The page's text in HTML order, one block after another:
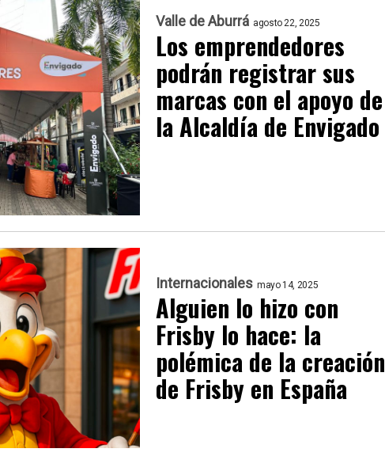
Valle de Aburrá agosto 22, 2025
Los emprendedores
podrán registrar sus
marcas con el apoyo de
la Alcaldía de Envigado
Internacionales mayo 14, 2025
Alguien lo hizo con
Frisby lo hace: la
polémica de la creación
de Frisby en España